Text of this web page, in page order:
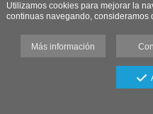
Utilizamos cookies para mejorar la
continuas navegando, consideramos
Más información